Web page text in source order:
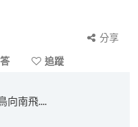
分享
追蹤
向南飛....